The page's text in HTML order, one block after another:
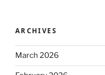
ARCHIVES
March 2026